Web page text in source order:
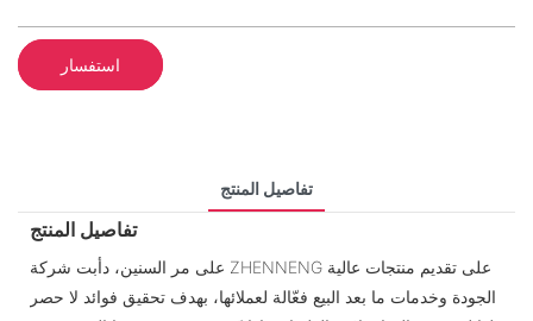
استفسار
تفاصيل المنتج
تفاصيل المنتج
على مر السنين، دأبت شركة ZHENNENG على تقديم منتجات عالية
الجودة وخدمات ما بعد البيع فعّالة لعملائها، بهدف تحقيق فوائد لا حصر